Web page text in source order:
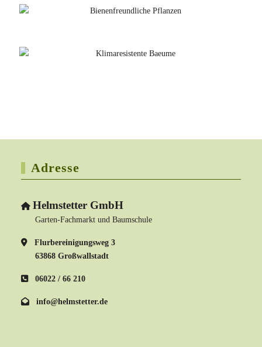
Adresse
Helmstetter GmbH
Garten-Fachmarkt und Baumschule
Flurbereinigungsweg 3
63868 Großwallstadt
06022 / 66 210
info@helmstetter.de